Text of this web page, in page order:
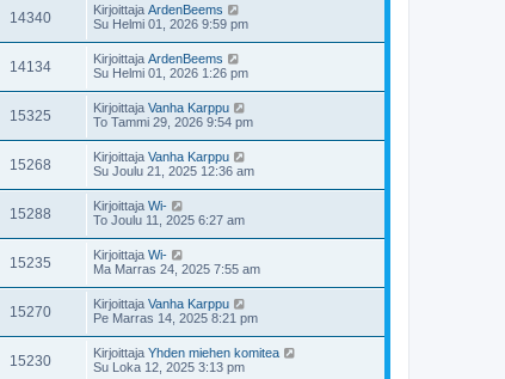
14340 Kirjoittaja ArdenBeems
Su Helmi 01, 2026 9:59 pm
14134 Kirjoittaja ArdenBeems
Su Helmi 01, 2026 1:26 pm
15325 Kirjoittaja Vanha Karppu
To Tammi 29, 2026 9:54 pm
15268 Kirjoittaja Vanha Karppu
Su Joulu 21, 2025 12:36 am
15288 Kirjoittaja Wi-
To Joulu 11, 2025 6:27 am
15235 Kirjoittaja Wi-
Ma Marras 24, 2025 7:55 am
15270 Kirjoittaja Vanha Karppu
Pe Marras 14, 2025 8:21 pm
15230 Kirjoittaja Yhden miehen komitea
Su Loka 12, 2025 3:13 pm